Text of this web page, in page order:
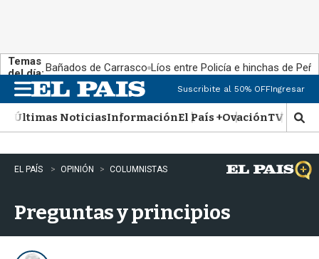
Temas
del día:Bañados de Carrasco Líos entre Policía e hinchas de
n
u
Suscribite al 50% OFFIngresar
Últimas NoticiasInformaciónEl País +OvaciónTV Show
M
o
s
t
r
�
EL PAÍS OPINIÓN COLUMNISTAS
Preguntas y principios